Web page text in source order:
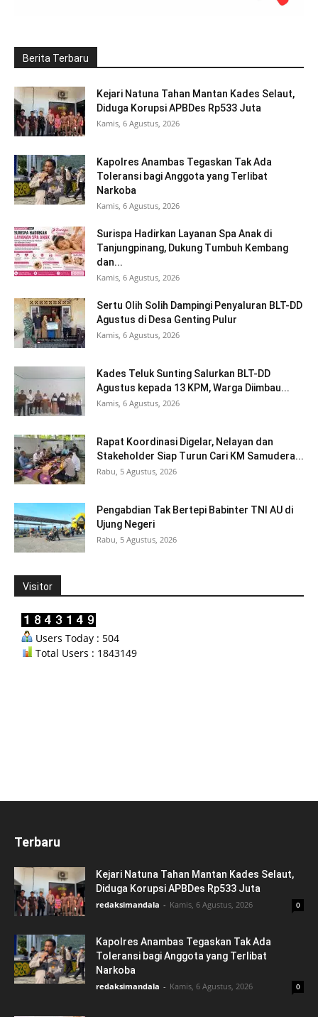
Berita Terbaru
Kejari Natuna Tahan Mantan Kades Selaut,
Diduga Korupsi APBDes Rp533 Juta
Kamis, 6 Agustus, 2026
Kapolres Anambas Tegaskan Tak Ada
Toleransi bagi Anggota yang Terlibat
Narkoba
Kamis, 6 Agustus, 2026
Surispa Hadirkan Layanan Spa Anak di
Tanjungpinang, Dukung Tumbuh Kembang
dan...
Kamis, 6 Agustus, 2026
Sertu Olih Solih Dampingi Penyaluran BLT-DD
Agustus di Desa Genting Pulur
Kamis, 6 Agustus, 2026
Kades Teluk Sunting Salurkan BLT-DD
Agustus kepada 13 KPM, Warga Diimbau...
Kamis, 6 Agustus, 2026
Rapat Koordinasi Digelar, Nelayan dan
Stakeholder Siap Turun Cari KM Samudera...
Rabu, 5 Agustus, 2026
Pengabdian Tak Bertepi Babinter TNI AU di
Ujung Negeri
Rabu, 5 Agustus, 2026
Visitor
Users Today : 504
Total Users : 1843149
Terbaru
Kejari Natuna Tahan Mantan Kades Selaut,
Diduga Korupsi APBDes Rp533 Juta
redaksimandala - Kamis, 6 Agustus, 2026 0
Kapolres Anambas Tegaskan Tak Ada
Toleransi bagi Anggota yang Terlibat
Narkoba
redaksimandala - Kamis, 6 Agustus, 2026 0